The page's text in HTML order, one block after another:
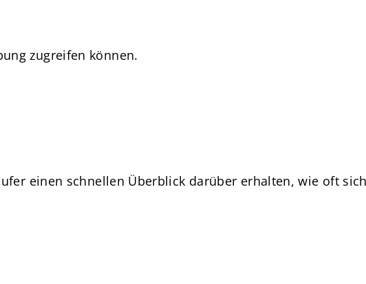
zugreifen können.
einen schnellen Überblick darüber erhalten, wie oft